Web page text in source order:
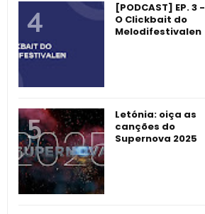
[PODCAST] EP. 3 -
O Clickbait do
Melodifestivalen
Letónia: oiça as
canções do
Supernova 2025